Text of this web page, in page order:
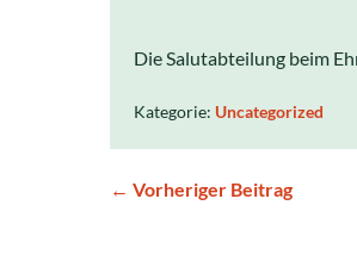
Die Salutabteilung beim
Kategorie: Uncategorized
← Vorheriger Beitrag